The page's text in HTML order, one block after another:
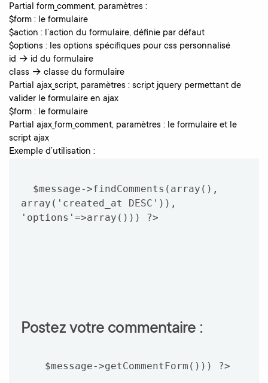
Partial form_comment, paramètres :
$form : le formulaire
$action : l’action du formulaire, définie par défaut
$options : les options spécifiques pour css personnalisé
id → id du formulaire
class → classe du formulaire
Partial ajax_script, paramètres : script jquery permettant de
valider le formulaire en ajax
$form : le formulaire
Partial ajax_form_comment, paramètres : le formulaire et le
script ajax
Exemple d’utilisation :
$message->findComments(array(),
array('created_at DESC')),
'options'=>array())) ?>
Postez votre commentaire :
$message->getCommentForm())) ?>